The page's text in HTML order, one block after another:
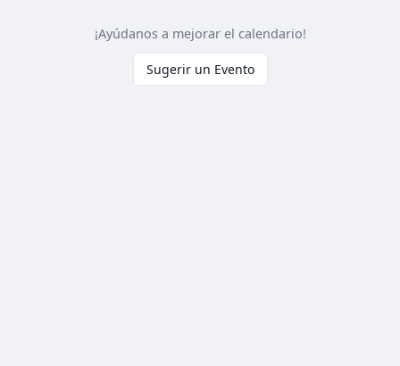
¡Ayúdanos a mejorar el calendario!
Sugerir un Evento